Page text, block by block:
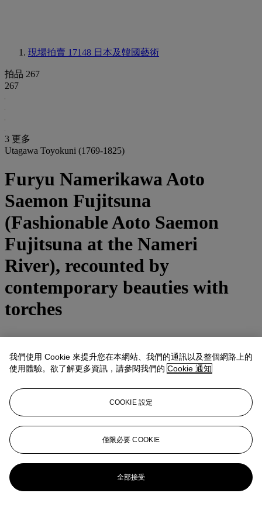
現場拍賣 17148 日本及韓國藝術
拍品 267
267
3 更多
Utagawa Toyokuni (1769-1825)
Furyu Namerikawa Aoto
Saemon Fujitsuna
(Fashionable Aoto Saemon
Fujitsuna at the Nameri
River), recounted by
contemporary beauties with
torches
Utagawa Toyokuni (1769-1825)
Furyu Namerikawa Aoto Saemon Fujitsuna (Fashionable Aoto
beauties with torches
Woodblock print, triptych, signedToyokuni ga
Iwatoya Kisaburo (Eirindo)
(3)
更多來自日本及韓國藝術
查看全部
我們使用 Cookie 來提升您在本網站、我們的通訊以及整個網路上的
使用體驗。欲了解更多資訊，請參閱我們的 Cookie 通知
COOKIE 設定
僅限必要 COOKIE
全部接受